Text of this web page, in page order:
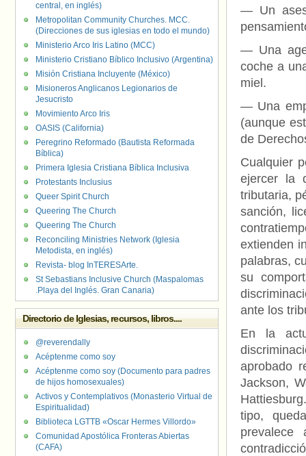
— Un
— Una
coche a
miel.
— Una
(aunque
de
Cualquier
ejercer la
tributaria,
sanción,
extienden
palabras,
su
ante los
En la
aprobado
Jackson,
tipo,
central, en inglés)
Metropolitan Community Churches. MCC.
(Direcciones de sus iglesias en todo el mundo)
Ministerio Arco Iris Latino (MCC)
Ministerio Cristiano Bíblico Inclusivo (Argentina)
Misión Cristiana Incluyente (México)
Misioneros Anglicanos Legionarios de
Jesucristo
Movimiento Arco Iris
OASIS (California)
Peregrino Reformado (Bautista Reformada
Bíblica)
Primera Iglesia Cristiana Bíblica Inclusiva
Protestants Inclusius
Queer Spirit Church
Queering The Church
Queering The Church
Reconciling Ministries Network (Iglesia
Metodista, en inglés)
Revista- blog InTERESArte.
St Sebastians Inclusive Church (Maspalomas
.Playa del Inglés. Gran Canaria)
Directorio de Iglesias, recursos, libros....
@reverendally
Acéptenme como soy
Acéptenme como soy (Documento para padres
de hijos homosexuales)
Activos y Contemplativos (Monasterio Virtual de
Espiritualidad)
Biblioteca LGTTB «Oscar Hermes Villordo»
Comunidad Apostólica Fronteras Abiertas
(CAFA)